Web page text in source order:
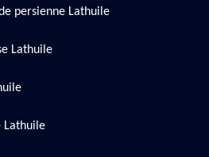
persienne Lathuile
Lathuile
Lathuile